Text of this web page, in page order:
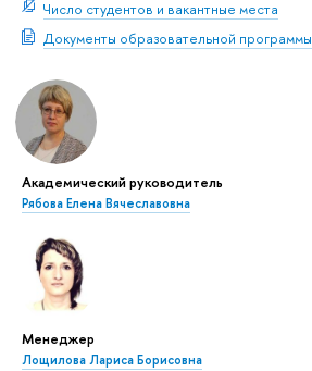
Число студентов и вакантные места
Документы образовательной программы
Академический руководитель
Рябова Елена Вячеславовна
Менеджер
Лощилова Лариса Борисовна